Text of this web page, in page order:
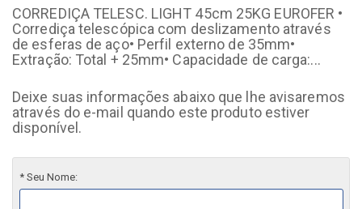
CORREDIÇA TELESC. LIGHT 45cm 25KG EUROFER •
Corrediça telescópica com deslizamento através
de esferas de aço• Perfil externo de 35mm•
Extração: Total + 25mm• Capacidade de carga:...
Deixe suas informações abaixo que lhe avisaremos
através do e-mail quando este produto estiver
disponível.
* Seu Nome: